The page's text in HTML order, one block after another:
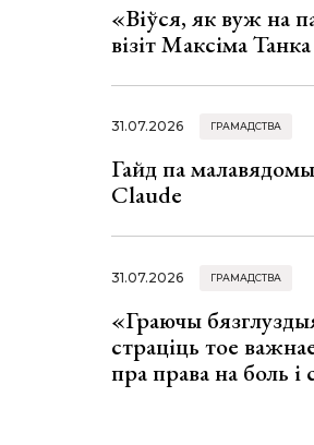
«Віўся, як вуж на
візіт Максіма
31.07.2026 ГРАМАДСТВА
Гайд па
Claude
31.07.2026 ГРАМАДСТВА
«Граючы
страціць тое
пра права на боль і